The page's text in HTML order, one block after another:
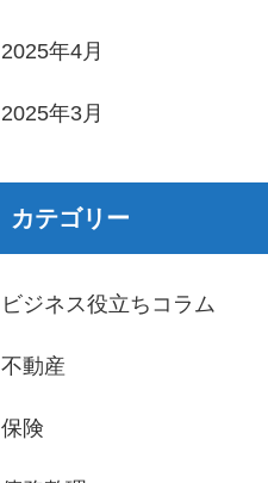
2025年4月
2025年3月
カテゴリー
ビジネス役立ちコラム
不動産
保険